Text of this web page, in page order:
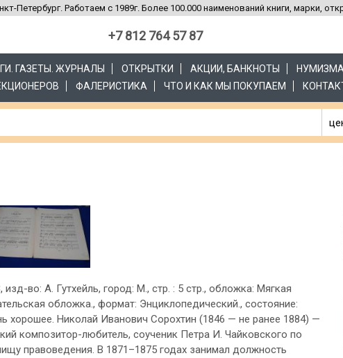
Петербург. Работаем с 1989г. Более 100.000 наименований книги, марки,
+7 812 764 57 87
ГАЗЕТЫ. ЖУРНАЛЫ ОТКРЫТКИ АКЦИИ, БАНКНОТЫ
ФАЛЕРИСТИКА ЧТО И КАК МЫ ПОКУПАЕМ
изд-во: А. Гутхейль, город: М., стр. : 5 стр., обложка: Мягкая
обложка., формат: Энциклопедический., состояние:
хорошее. Николай Иванович Сорохтин (1846 — не ранее 1884) —
композитор-любитель, соученик Петра И. Чайковского по
правоведения. В 1871–1875 годах занимал должность